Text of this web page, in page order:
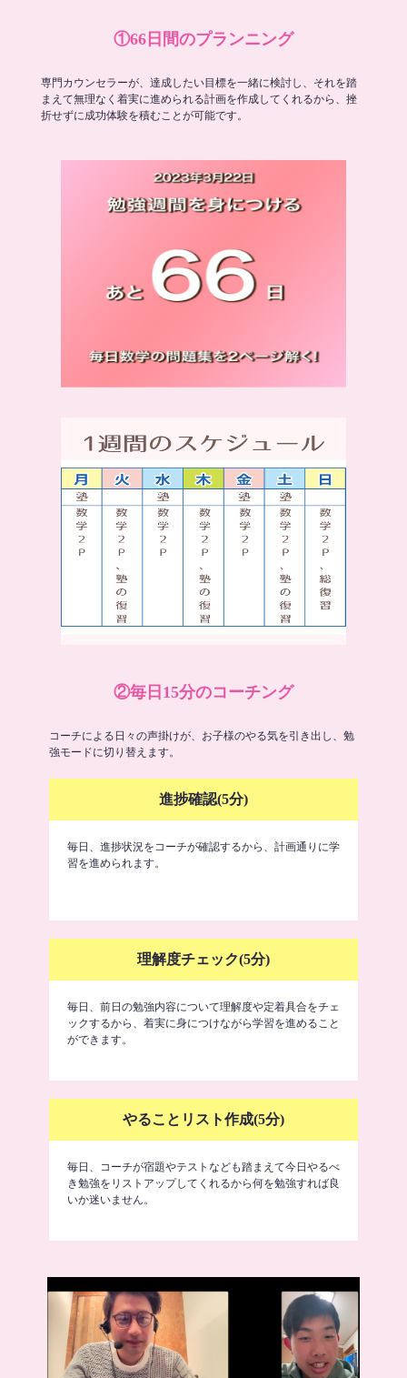
①66日間のプランニング
専門カウンセラーが、達成したい目標を一緒に検討し、それを踏
まえて無理なく着実に進められる計画を作成してくれるから、挫
折せずに成功体験を積むことが可能です。
②毎日15分のコーチング
コーチによる日々の声掛けが、お子様のやる気を引き出し、勉
強モードに切り替えます。
進捗確認(5分)
毎日、進捗状況をコーチが確認するから、計画通りに学
習を進められます。
理解度チェック(5分)
毎日、前日の勉強内容について理解度や定着具合をチェ
ックするから、着実に身につけながら学習を進めること
ができます。
やることリスト作成(5分)
毎日、コーチが宿題やテストなども踏まえて今日やるべ
き勉強をリストアップしてくれるから何を勉強すれば良
いか迷いません。